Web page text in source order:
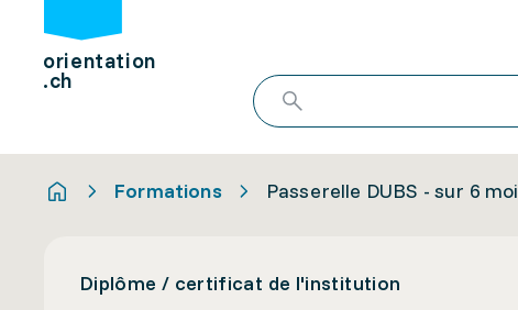
orientation
.ch
Formations Passerelle DUBS - sur 6
Diplôme / certificat de l'institution